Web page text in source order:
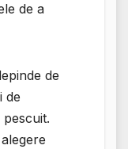
de a
de
de